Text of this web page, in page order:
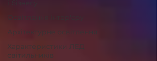
Освітлення інтер'єру
Архітектурне освітлення
Характеристики ЛЕД
світильників